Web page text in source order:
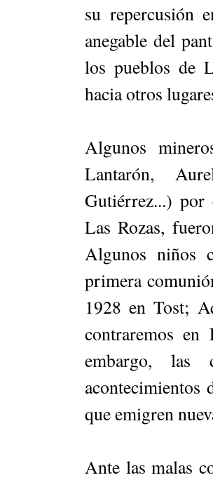
su repercusión
anegable del
los pueblos de
hacia otros
Algunos
Lantarón,
Gutiérrez...)
Las Rozas,
Algunos niños
primera
1928 en Tost;
contraremos
embargo,
acontecimientos
que emigren
Ante las malas